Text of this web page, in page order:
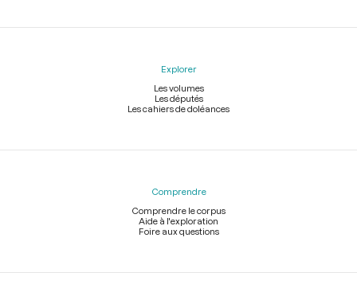
Explorer
Les volumes
Les députés
Les cahiers de doléances
Comprendre
Comprendre le corpus
Aide à l'exploration
Foire aux questions